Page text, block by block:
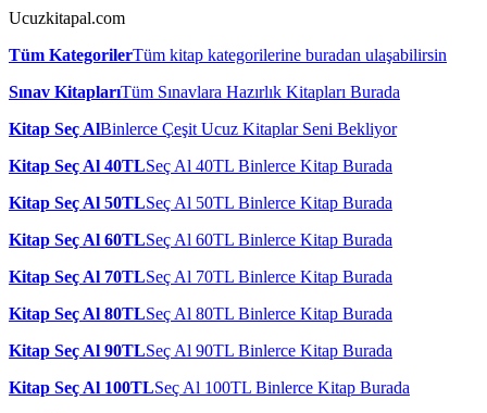
Ucuzkitapal.com
Tüm KategorilerTüm kitap kategorilerine buradan ulaşabilirsin
Sınav KitaplarıTüm Sınavlara Hazırlık Kitapları Burada
Kitap Seç AlBinlerce Çeşit Ucuz Kitaplar Seni Bekliyor
Kitap Seç Al 40TLSeç Al 40TL Binlerce Kitap Burada
Kitap Seç Al 50TLSeç Al 50TL Binlerce Kitap Burada
Kitap Seç Al 60TLSeç Al 60TL Binlerce Kitap Burada
Kitap Seç Al 70TLSeç Al 70TL Binlerce Kitap Burada
Kitap Seç Al 80TLSeç Al 80TL Binlerce Kitap Burada
Kitap Seç Al 90TLSeç Al 90TL Binlerce Kitap Burada
Kitap Seç Al 100TLSeç Al 100TL Binlerce Kitap Burada